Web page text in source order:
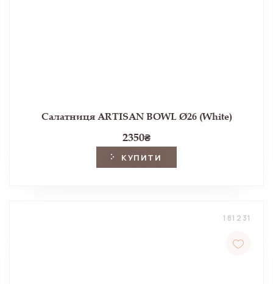
Салатниця ARTISAN BOWL Ø26 (White)
2350₴
КУПИТИ
181231